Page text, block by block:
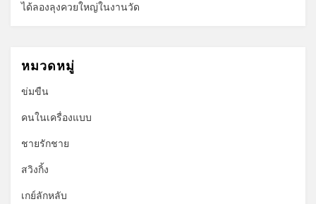
ได้ลองลุงควยใหญ่ในงานวัด
หมวดหมู่
ข่มขืน
คนในเครื่องแบบ
ชายรักชาย
สวิงกิ้ง
เกย์ลักหลับ